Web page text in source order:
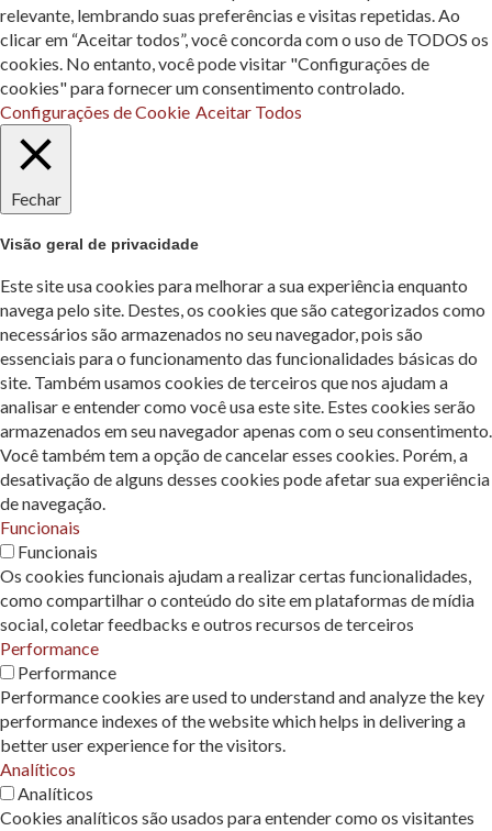
relevante, lembrando suas preferências e visitas repetidas. Ao
clicar em “Aceitar todos”, você concorda com o uso de TODOS os
cookies. No entanto, você pode visitar "Configurações de
cookies" para fornecer um consentimento controlado.
Configurações de Cookie Aceitar Todos
Fechar
Visão geral de privacidade
Este site usa cookies para melhorar a sua experiência enquanto
navega pelo site. Destes, os cookies que são categorizados como
necessários são armazenados no seu navegador, pois são
essenciais para o funcionamento das funcionalidades básicas do
site. Também usamos cookies de terceiros que nos ajudam a
analisar e entender como você usa este site. Estes cookies serão
armazenados em seu navegador apenas com o seu consentimento.
Você também tem a opção de cancelar esses cookies. Porém, a
desativação de alguns desses cookies pode afetar sua experiência
de navegação.
Funcionais
Funcionais
Os cookies funcionais ajudam a realizar certas funcionalidades,
como compartilhar o conteúdo do site em plataformas de mídia
social, coletar feedbacks e outros recursos de terceiros
Performance
Performance
Performance cookies are used to understand and analyze the key
performance indexes of the website which helps in delivering a
better user experience for the visitors.
Analíticos
Analíticos
Cookies analíticos são usados ​​para entender como os visitantes